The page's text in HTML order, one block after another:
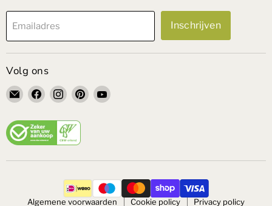
Emailadres Inschrijven
Volg ons
Email
VandePolMeubelen
Vind
ons
op
Facebook
Vind
ons
op
Instagram
Vind
ons
Vind
Algemene voorwaarden Cookie policy Privacy policy